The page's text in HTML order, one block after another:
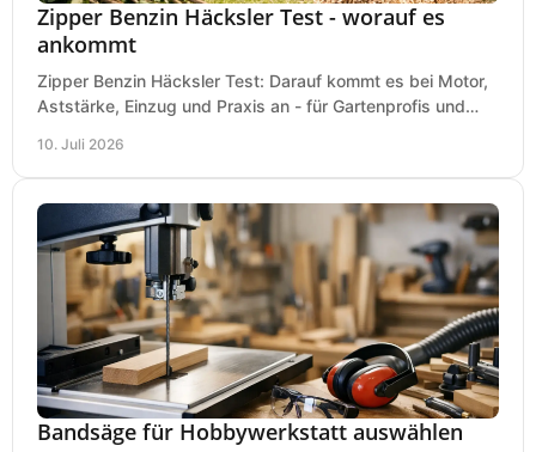
Zipper Benzin Häcksler Test - worauf es
ankommt
Zipper Benzin Häcksler Test: Darauf kommt es bei Motor,
Aststärke, Einzug und Praxis an - für Gartenprofis und
10. Juli 2026
Bandsäge für Hobbywerkstatt auswählen